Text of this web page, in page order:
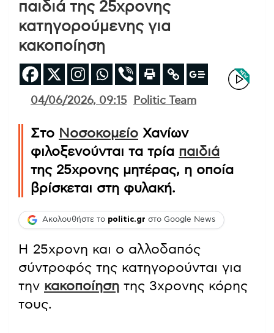
παιδιά της 25χρονης
κατηγορούμενης για
κακοποίηση
04/06/2026, 09:15 Politic Team
Στο Νοσοκομείο Χανίων
φιλοξενούνται τα τρία παιδιά
της 25χρονης μητέρας, η οποία
βρίσκεται στη φυλακή.
Ακολουθήστε το politic.gr στο Google News
Η 25χρονη και ο αλλοδαπός
σύντροφός της κατηγορούνται για
την κακοποίηση της 3χρονης κόρης
τους.